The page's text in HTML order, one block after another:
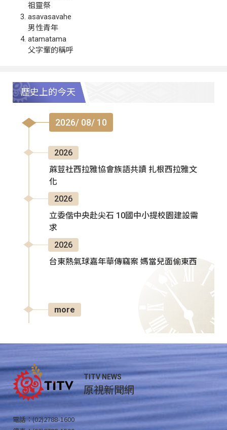
祖靈祭
asavasavahe
男性青年
atamatama
父字輩的稱呼
歷史上的今天
2026/ 08/ 10
2026
蔴荳社西拉雅協會族語共讀 扎根西拉雅文
化
2026
立委偕中央赴尖石 10國中小提校園建設需
求
2026
台東熱氣球嘉年華傳竊案 媽當兒面偷東西
more
TITV NEWS
原視新聞網
電話：(02)2788-1600